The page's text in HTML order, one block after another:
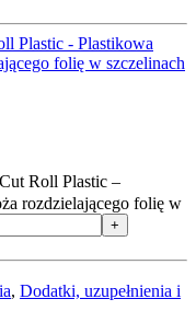
Roll Plastic –
rozdzielającego folię w
, Dodatki, uzupełnienia i